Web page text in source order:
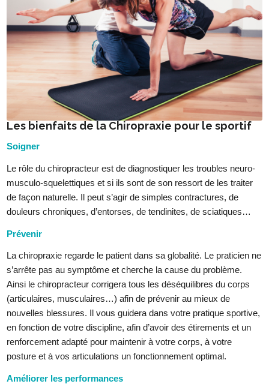
Les bienfaits de la Chiropraxie pour le sportif
Soigner
Le rôle du chiropracteur est de diagnostiquer les troubles neuro-
musculo-squelettiques et si ils sont de son ressort de les traiter
de façon naturelle. Il peut s’agir de simples contractures, de
douleurs chroniques, d’entorses, de tendinites, de sciatiques…
Prévenir
La chiropraxie regarde le patient dans sa globalité. Le praticien ne
s’arrête pas au symptôme et cherche la cause du problème.
Ainsi le chiropracteur corrigera tous les déséquilibres du corps
(articulaires, musculaires…) afin de prévenir au mieux de
nouvelles blessures. Il vous guidera dans votre pratique sportive,
en fonction de votre discipline, afin d’avoir des étirements et un
renforcement adapté pour maintenir à votre corps, à votre
posture et à vos articulations un fonctionnement optimal.
Améliorer les performances